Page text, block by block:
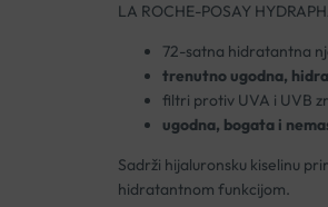
LA ROCHE-POSAY
72-satna hidratantna
trenutno ugodna,
filtri protiv UVA i UVB
ugodna, bogata i
Sadrži hijaluronsku kiselinu
hidratantnom funkcijom.